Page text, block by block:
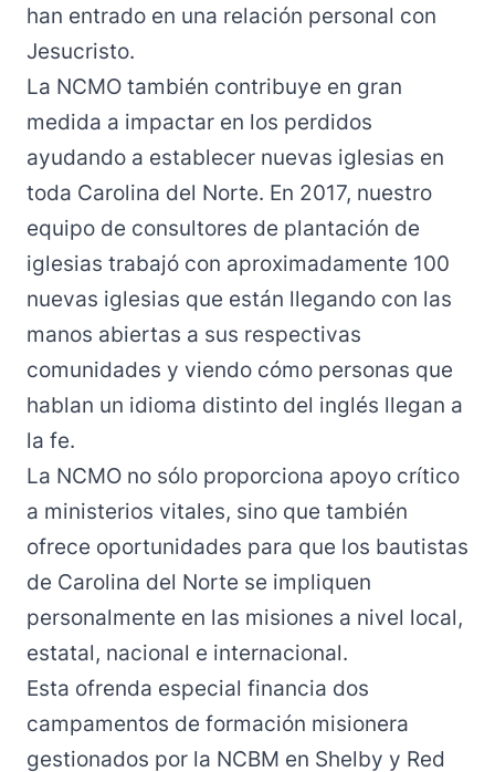
han entrado en una relación personal con
Jesucristo.
La NCMO también contribuye en gran
medida a impactar en los perdidos
ayudando a establecer nuevas iglesias en
toda Carolina del Norte. En 2017, nuestro
equipo de consultores de plantación de
iglesias trabajó con aproximadamente 100
nuevas iglesias que están llegando con las
manos abiertas a sus respectivas
comunidades y viendo cómo personas que
hablan un idioma distinto del inglés llegan a
la fe.
La NCMO no sólo proporciona apoyo crítico
a ministerios vitales, sino que también
ofrece oportunidades para que los bautistas
de Carolina del Norte se impliquen
personalmente en las misiones a nivel local,
estatal, nacional e internacional.
Esta ofrenda especial financia dos
campamentos de formación misionera
gestionados por la NCBM en Shelby y Red